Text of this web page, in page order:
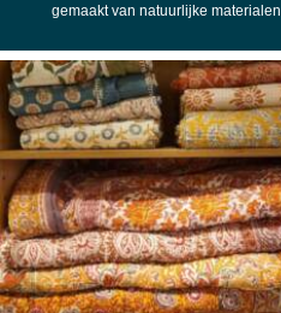
gemaakt van natuurlijke materialen.